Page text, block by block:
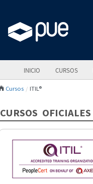
INICIO CURSOS
Cursos ITIL®
CURSOS